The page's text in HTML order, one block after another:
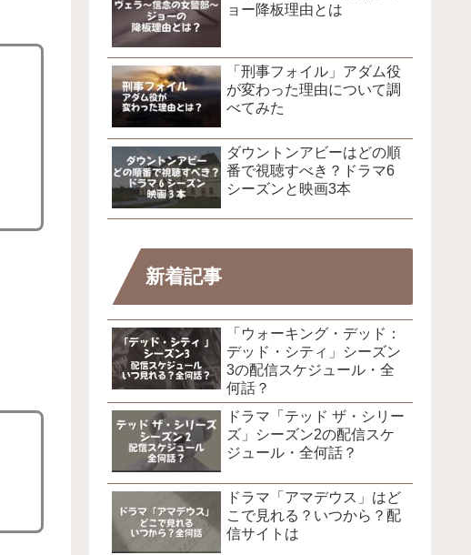
ョー降板理由とは
「刑事フォイル」アダム役
が変わった理由について調
べてみた
ダウントンアビーはどの順
番で視聴すべき？ドラマ6
シーズンと映画3本
新着記事
「ウォーキング・デッド：
デッド・シティ」シーズン
3の配信スケジュール・全
何話？
ドラマ「テッド ザ・シリー
ズ」シーズン2の配信スケ
ジュール・全何話？
ドラマ「アマデウス」はど
こで見れる？いつから？配
信サイトは